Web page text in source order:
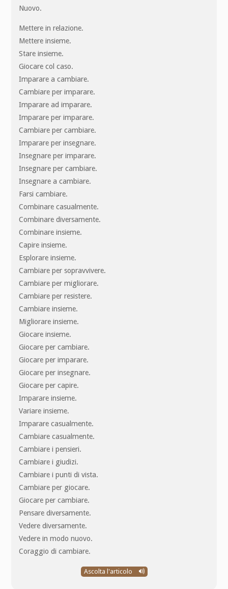
Nuovo.
Mettere in relazione.
Mettere insieme.
Stare insieme.
Giocare col caso.
Imparare a cambiare.
Cambiare per imparare.
Imparare ad imparare.
Imparare per imparare.
Cambiare per cambiare.
Imparare per insegnare.
Insegnare per imparare.
Insegnare per cambiare.
Insegnare a cambiare.
Farsi cambiare.
Combinare casualmente.
Combinare diversamente.
Combinare insieme.
Capire insieme.
Esplorare insieme.
Cambiare per sopravvivere.
Cambiare per migliorare.
Cambiare per resistere.
Cambiare insieme.
Migliorare insieme.
Giocare insieme.
Giocare per cambiare.
Giocare per imparare.
Giocare per insegnare.
Giocare per capire.
Imparare insieme.
Variare insieme.
Imparare casualmente.
Cambiare casualmente.
Cambiare i pensieri.
Cambiare i giudizi.
Cambiare i punti di vista.
Cambiare per giocare.
Giocare per cambiare.
Pensare diversamente.
Vedere diversamente.
Vedere in modo nuovo.
Coraggio di cambiare.
Ascolta l'articolo